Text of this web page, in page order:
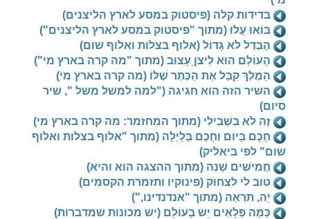
בדידות קלה (פיסטוק במסע לארץ הליצנים)
בּוֹאוּ עֲלוּ (מתוך "פיסטוק במסע לארץ הליצנים")
הֶבְדֵל לֹא גָּדוֹל (אלוף בצלות ואלוף שום)
הָעוֹלָם הוּא לֵיצןָ עָצוּב (מתוך "מה קרה בארץ מי")
הַמֶּלֶךְ קִבֵּל אֶת הַכֶּתֶר שֶׁלּוֹ (מה קרה בארץ מי)
השיר הזה הוא חגיגה ("למה למשל משל ", שיר
סיום)
זֶה לֹא בִּשְׁבִילִי (מתוך המחזמר: מה קרה בארץ מי)
חָכָם בַּיוֹם וְחָכָם בַּלַיְלָה (מתוך "אלוף בצלות ואלוף
שום" לפי ביאליק)
חֲמִישִׁים שָׁנִה (מתוך ההצגה הוא והיא)
טוב לי לצחוק (פינוקיו ותזמרת הקסמים)
יָה, תִּרְאֶה (מתוך "אנדנדינו,")
כַּמָּה פְּלָאִים יֵש בָּעוֹלָם (יש מכונות שמדברות)